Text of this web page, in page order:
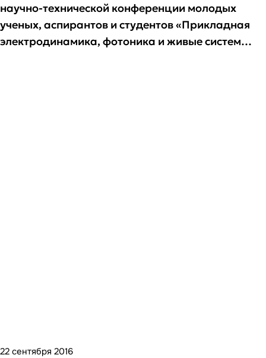
научно-технической конференции молодых
ученых, аспирантов и студентов «Прикладная
электродинамика, фотоника и живые системы
22 сентября 2016